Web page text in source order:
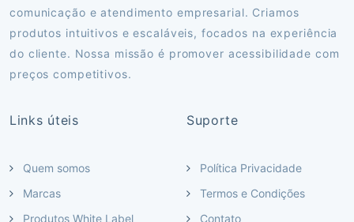
comunicação e atendimento empresarial. Criamos
produtos intuitivos e escaláveis, focados na experiência
do cliente. Nossa missão é promover acessibilidade com
preços competitivos.
Links úteis
Quem somos
Marcas
Produtos White Label
Suporte
Política Privacidade
Termos e Condições
Contato